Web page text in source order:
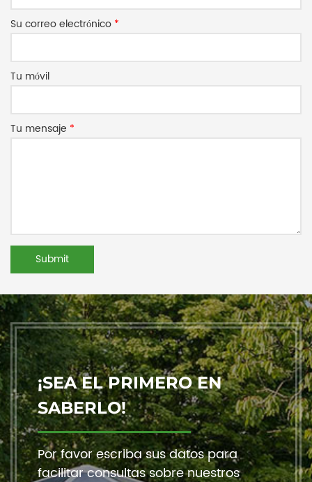
Su correo electrónico *
Tu móvil
Tu mensaje *
¡SEA EL PRIMERO EN
SABERLO!
Por favor escriba sus datos para
facilitar consultas sobre nuestros